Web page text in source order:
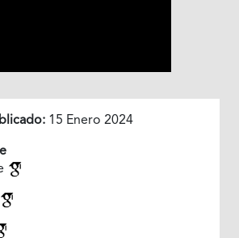
15 Enero 2024